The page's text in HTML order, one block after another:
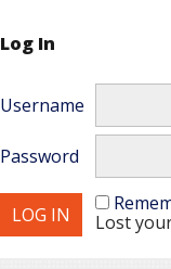
Log In
Username
Password
Lost